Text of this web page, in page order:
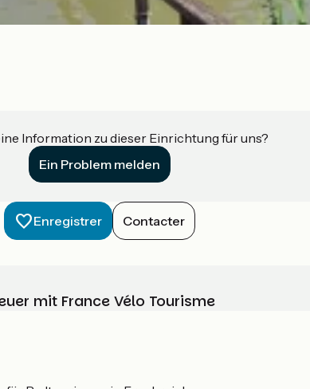
Information zu dieser Einrichtung für uns?
Ein Problem melden
Enregistrer Contacter
mit France Vélo Tourisme